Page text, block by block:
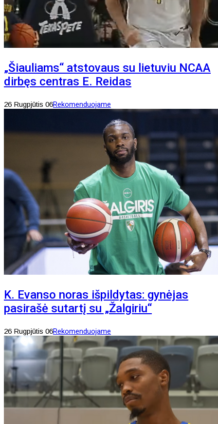
„Šiauliams“ atstovaus su lietuviu NCAA
dirbęs centras E. Reidas
26 Rugpjūtis 06Rekomenduojame
K. Evanso noras išpildytas: gynėjas
pasirašė sutartį su „Žalgiriu“
26 Rugpjūtis 06Rekomenduojame